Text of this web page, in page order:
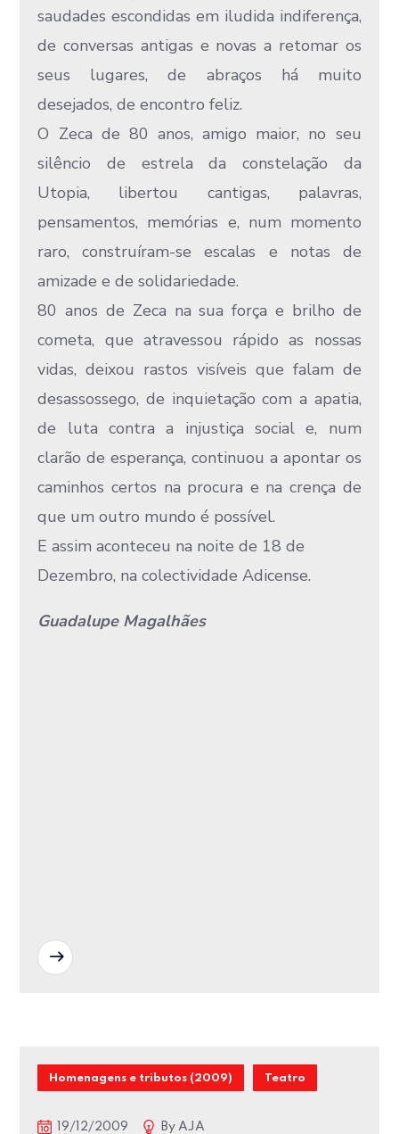
saudades escondidas em iludida indiferença,
de conversas antigas e novas a retomar os
seus lugares, de abraços há muito
desejados, de encontro feliz.
O Zeca de 80 anos, amigo maior, no seu
silêncio de estrela da constelação da
Utopia, libertou cantigas, palavras,
pensamentos, memórias e, num momento
raro, construíram-se escalas e notas de
amizade e de solidariedade.
80 anos de Zeca na sua força e brilho de
cometa, que atravessou rápido as nossas
vidas, deixou rastos visíveis que falam de
desassossego, de inquietação com a apatia,
de luta contra a injustiça social e, num
clarão de esperança, continuou a apontar os
caminhos certos na procura e na crença de
que um outro mundo é possível.
E assim aconteceu na noite de 18 de
Dezembro, na colectividade Adicense.
Guadalupe Magalhães
Homenagens e tributos (2009) Teatro
19/12/2009 ByAJA